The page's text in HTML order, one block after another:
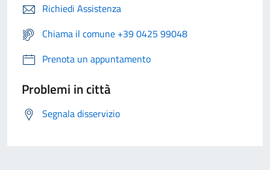
Richiedi Assistenza
Chiama il comune +39 0425 99048
Prenota un appuntamento
Problemi in città
Segnala disservizio